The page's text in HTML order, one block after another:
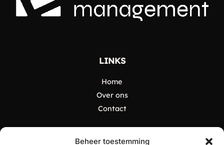
Beheer toestemming
LINKS
Home
Over ons
Contact
CATEGORIEËN